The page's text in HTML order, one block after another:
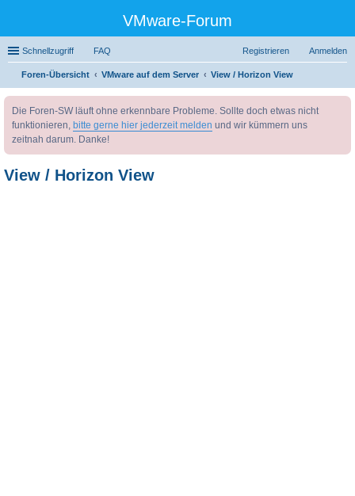
VMware-Forum
Schnellzugriff FAQ Anmelden
Registrieren
Foren-Übersicht VMware auf dem Server
View / Horizon View
Die Foren-SW läuft ohne erkennbare Probleme. Sollte doch etwas nicht
funktionieren, bitte gerne hier jederzeit melden und wir kümmern uns
zeitnah darum. Danke!
View / Horizon View